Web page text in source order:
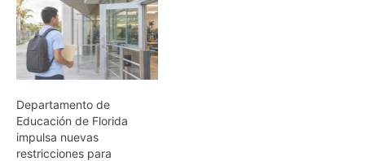
Departamento de
Educación de Florida
impulsa nuevas
restricciones para